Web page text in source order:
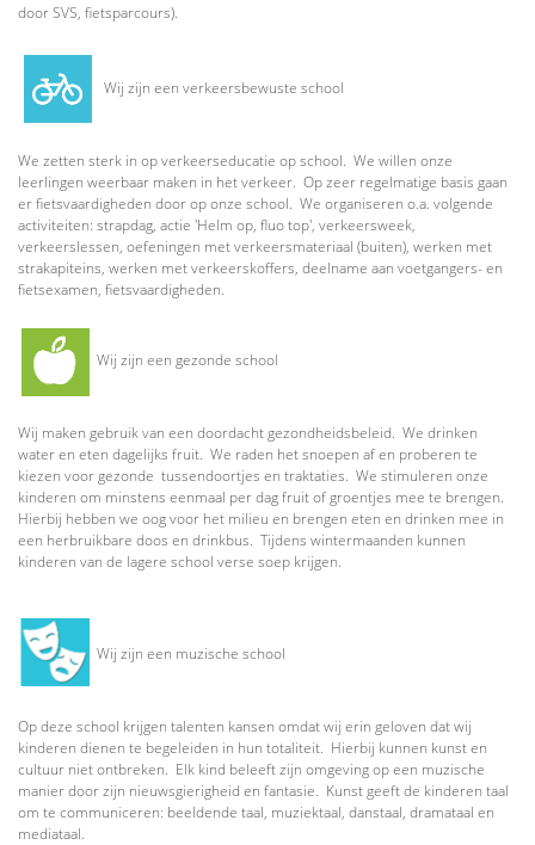
door SVS, fietsparcours).
Wij zijn een verkeersbewuste school
We zetten sterk in op verkeerseducatie op school. We willen onze
leerlingen weerbaar maken in het verkeer. Op zeer regelmatige basis gaan
er fietsvaardigheden door op onze school. We organiseren o.a. volgende
activiteiten: strapdag, actie 'Helm op, fluo top', verkeersweek,
verkeerslessen, oefeningen met verkeersmateriaal (buiten), werken met
strakapiteins, werken met verkeerskoffers, deelname aan voetgangers- en
fietsexamen, fietsvaardigheden.
Wij zijn een gezonde school
Wij maken gebruik van een doordacht gezondheidsbeleid. We drinken
water en eten dagelijks fruit. We raden het snoepen af en proberen te
kiezen voor gezonde tussendoortjes en traktaties. We stimuleren onze
kinderen om minstens eenmaal per dag fruit of groentjes mee te brengen.
Hierbij hebben we oog voor het milieu en brengen eten en drinken mee in
een herbruikbare doos en drinkbus. Tijdens wintermaanden kunnen
kinderen van de lagere school verse soep krijgen.
Wij zijn een muzische school
Op deze school krijgen talenten kansen omdat wij erin geloven dat wij
kinderen dienen te begeleiden in hun totaliteit. Hierbij kunnen kunst en
cultuur niet ontbreken. Elk kind beleeft zijn omgeving op een muzische
manier door zijn nieuwsgierigheid en fantasie. Kunst geeft de kinderen taal
om te communiceren: beeldende taal, muziektaal, danstaal, dramataal en
mediataal.